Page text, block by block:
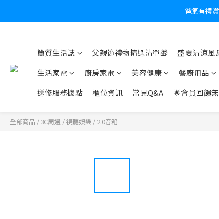
爸氣有禮
簡質生活誌 父親節禮物精選清單🎁
盛夏清涼
生活家電
廚房家電 美容健康
餐廚用品
送修服務據點
櫃位資訊 常見Q&A 🌟會員回饋
全部商品 /3C周邊 /視聽娛樂 / 2.0音箱